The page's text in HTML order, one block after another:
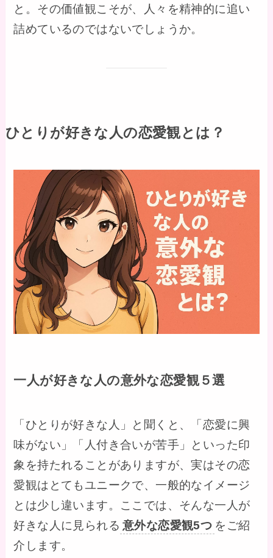
と。その価値観こそが、人々を精神的に追い
詰めているのではないでしょうか。
ひとりが好きな人の恋愛観とは？
一人が好きな人の意外な恋愛観５選
「ひとりが好きな人」と聞くと、「恋愛に興
味がない」「人付き合いが苦手」といった印
象を持たれることがありますが、実はその恋
愛観はとてもユニークで、一般的なイメージ
とは少し違います。ここでは、そんな一人が
好きな人に見られる 意外な恋愛観5つ をご紹
介します。